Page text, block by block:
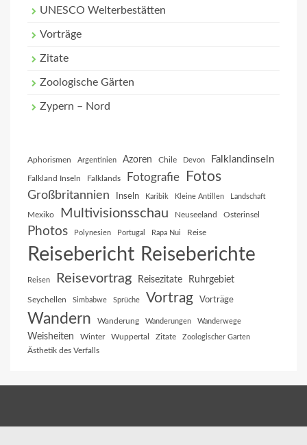
UNESCO Welterbestätten
Vorträge
Zitate
Zoologische Gärten
Zypern – Nord
Aphorismen Argentinien Azoren Chile Devon Falklandinseln
Falkland Inseln Falklands Fotografie Fotos
Großbritannien Inseln Karibik Kleine Antillen Landschaft
Mexiko Multivisionsschau Neuseeland Osterinsel
Photos Polynesien Portugal Rapa Nui Reise
Reisebericht Reiseberichte
Reisen Reisevortrag Reisezitate Ruhrgebiet
Seychellen Simbabwe Sprüche Vortrag Vorträge
Wandern Wanderung Wanderungen Wanderwege
Weisheiten Winter Wuppertal Zitate Zoologischer Garten
Ästhetik des Verfalls